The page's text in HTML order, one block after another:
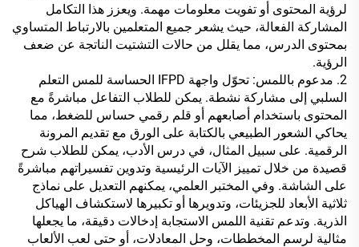
لرؤية المحتوى أو تفويت معلومات مهمة. ويعزز هذا التكامل
المشاركة الفعالة، حيث يشعر جميع المتعلمين بالارتباط المتساوي
بمحتوى الدرس، مما يقلل من حالات التشتيت الناتجة عن ضعف
الرؤية.
2. مدعوم باللمس: تحوّل واجهة IFPD الحساسة للمس التعلم
السلبي إلى مشاركة نشطة. يمكن للطلاب التفاعل مباشرةً مع
المحتوى باستخدام أصابعهم أو قلم رقمي حساس للضغط، مما
يحاكي الشعور الطبيعي بالكتابة على الورق مع تقديم المرونة
الرقمية. على سبيل المثال، في درس الأدب، يمكن للطلاب شرح
قصيدة من خلال تمييز الآيات الرئيسية وتدوين تفسيراتهم مباشرةً
على الشاشة. وفي المختبر العلمي، يمكنهم التعديل على نماذج
ثلاثية الأبعاد للجزيئات، وتدويرها أو تكبيرها لاستكشاف الهياكل
الذرية. وتدعم تقنية اللمس الاستجابة إدخالات دقيقة، ما يجعلها
مثالية لرسم المخططات، وحل المعادلات، أو حتى لعب الألعاب